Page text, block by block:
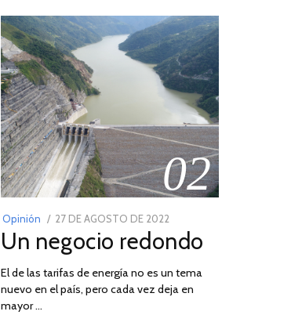
02
Opinión
POSTED
ON
27 DE AGOSTO DE 2022
DE
DE
2022
Un negocio redondo
El de las tarifas de energía no es un tema
nuevo en el país, pero cada vez deja en
mayor …